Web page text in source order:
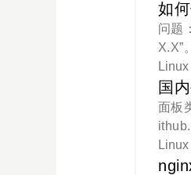
nux
文档
情况
档和
明：
如
问题
X.X”
了什
试
n/
ost
ost
Linux
国
面板
Linux